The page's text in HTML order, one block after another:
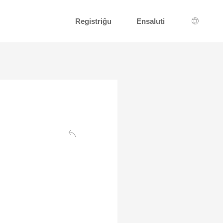
Registriĝu Ensaluti
Lingva
Reen